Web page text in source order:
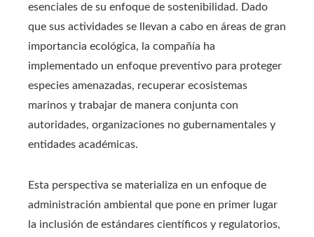
esenciales de su enfoque de sostenibilidad. Dado
que sus actividades se llevan a cabo en áreas de gran
importancia ecológica, la compañía ha
implementado un enfoque preventivo para proteger
especies amenazadas, recuperar ecosistemas
marinos y trabajar de manera conjunta con
autoridades, organizaciones no gubernamentales y
entidades académicas.
Esta perspectiva se materializa en un enfoque de
administración ambiental que pone en primer lugar
la inclusión de estándares científicos y regulatorios,